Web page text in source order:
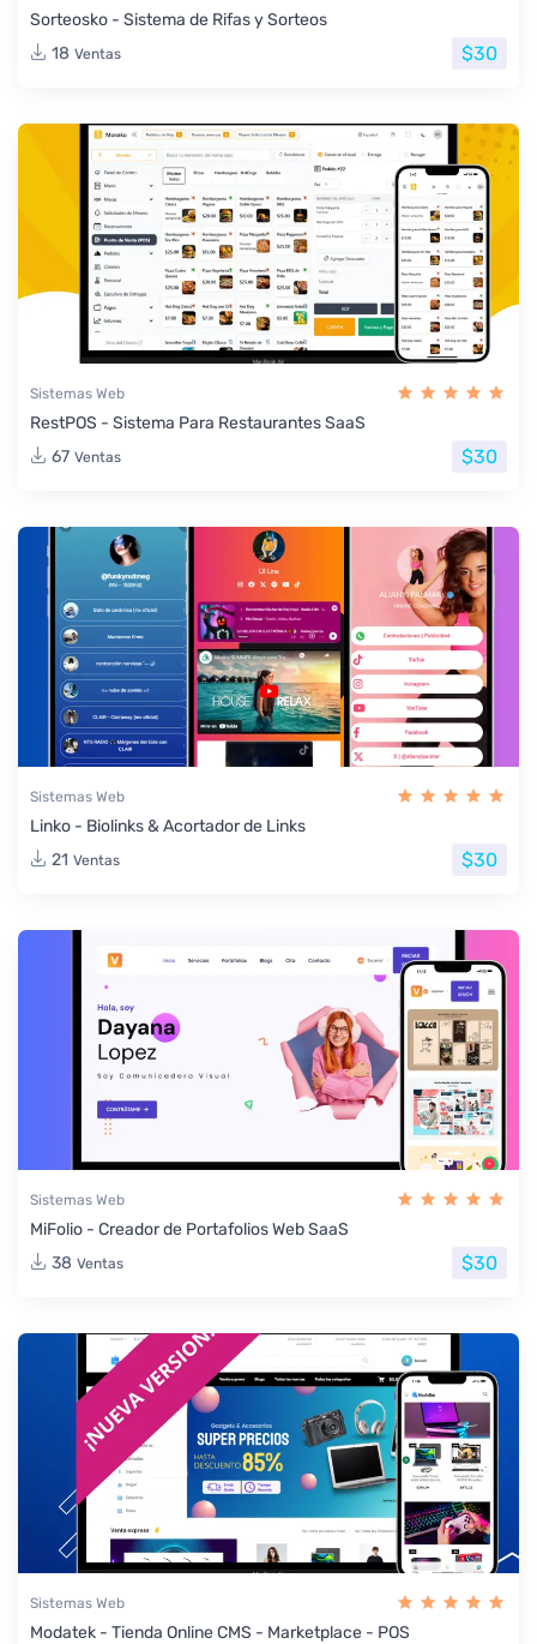
Sorteosko - Sistema de Rifas y Sorteos
18 Ventas $30
Sistemas Web
RestPOS - Sistema Para Restaurantes SaaS
67 Ventas $30
Sistemas Web
Linko - Biolinks & Acortador de Links
21 Ventas $30
Sistemas Web
MiFolio - Creador de Portafolios Web SaaS
38 Ventas $30
Sistemas Web
Modatek - Tienda Online CMS - Marketplace - POS